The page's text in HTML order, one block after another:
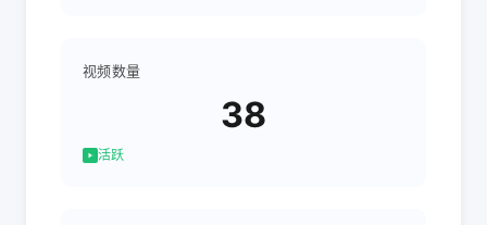
视频数量
38
活跃